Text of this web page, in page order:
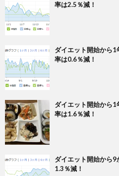
率は2.5％減！
ダイエット開始から
率は0.6％減！
ダイエット開始から
率は1.6％減！
ダイエット開始から
1.3％減！